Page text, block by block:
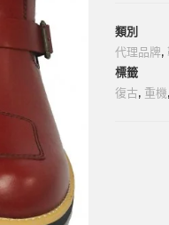
類別
代理品牌,
標籤
復古, 重機,